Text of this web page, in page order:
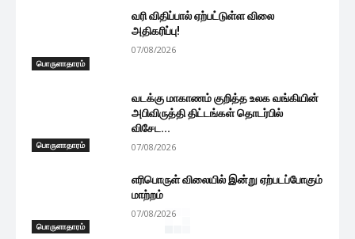
பொருளாதாரம்
வரி விதிப்பால் ஏற்பட்டுள்ள விலை
அதிகரிப்பு!
07/08/2026
பொருளாதாரம்
வடக்கு மாகாணம் குறித்த உலக வங்கியின்
அபிவிருத்தி திட்டங்கள் தொடர்பில்
விசேட...
07/08/2026
பொருளாதாரம்
எரிபொருள் விலையில் இன்று ஏற்படப்போகும்
மாற்றம்
07/08/2026